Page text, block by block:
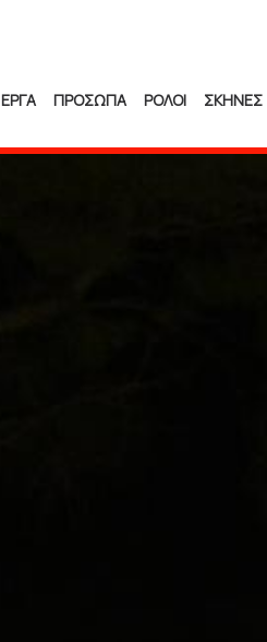
ΕΡΓΑ ΠΡΟΣΩΠΑ ΡΟΛΟΙ ΣΚΗΝΕΣ